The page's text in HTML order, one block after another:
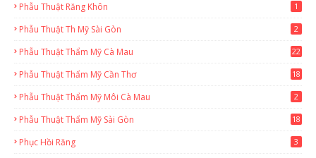
Phẫu Thuật Răng Khôn 1
Phẫu Thuật Th Mỹ Sài Gòn 2
Phẫu Thuật Thẩm Mỹ Cà Mau
22
Phẫu Thuật Thẩm Mỹ Cần Thơ
18
Phẫu Thuật Thẩm Mỹ Môi Cà Mau 2
Phẫu Thuật Thẩm Mỹ Sài Gòn
18
Phục Hồi Răng 3